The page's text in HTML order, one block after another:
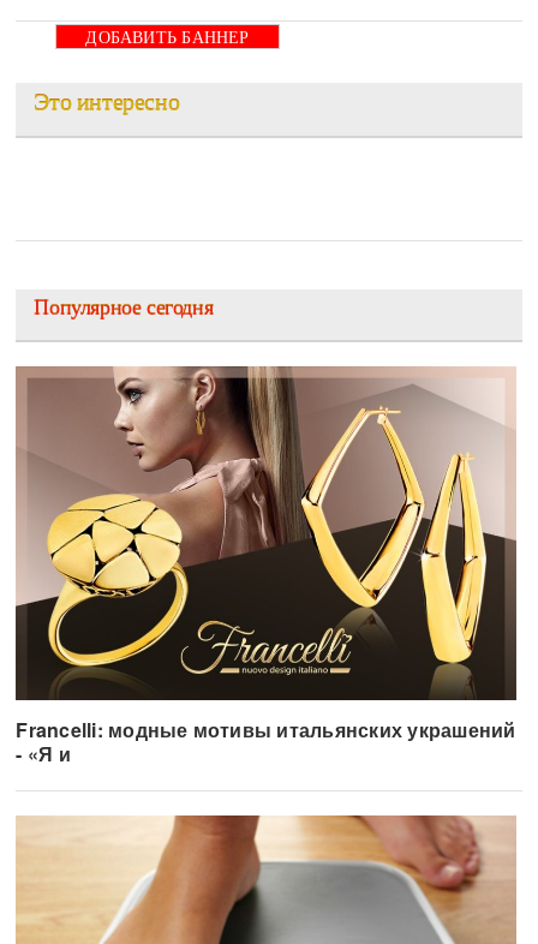
ДОБАВИТЬ БАННЕР
Это интересно
Популярное сегодня
Francelli: модные мотивы итальянских украшений
- «Я и